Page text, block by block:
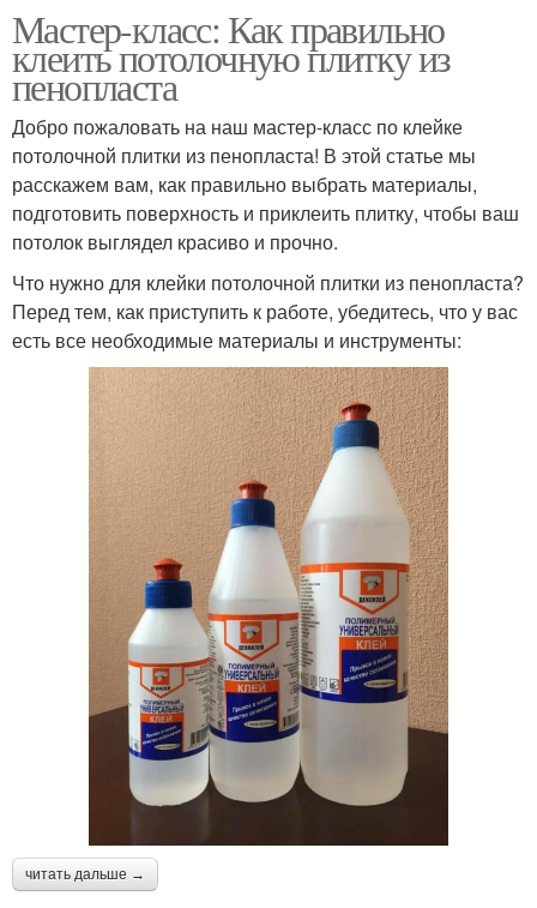
Мастер-класс: Как правильно
клеить потолочную плитку из
пенопласта
Добро пожаловать на наш мастер-класс по клейке
потолочной плитки из пенопласта! В этой статье мы
расскажем вам, как правильно выбрать материалы,
подготовить поверхность и приклеить плитку, чтобы ваш
потолок выглядел красиво и прочно.
Что нужно для клейки потолочной плитки из пенопласта?
Перед тем, как приступить к работе, убедитесь, что у вас
есть все необходимые материалы и инструменты:
читать дальше →